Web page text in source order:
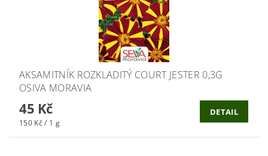
AKSAMITNÍK ROZKLADITÝ COURT JESTER 0,3G
OSIVA MORAVIA
45 Kč
150 Kč / 1 g
DETAIL